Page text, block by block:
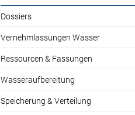
Dossiers
Vernehmlassungen Wasser
Ressourcen & Fassungen
Wasseraufbereitung
Speicherung & Verteilung